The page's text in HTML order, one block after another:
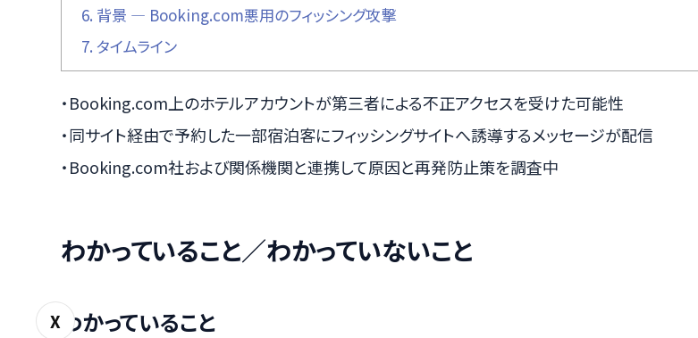
X
6. 背景 ― Booking.com悪用のフィッシング攻撃
7. タイムライン
・Booking.com上のホテルアカウントが第三者による不正アクセスを受けた可能性
・同サイト経由で予約した一部宿泊客にフィッシングサイトへ誘導するメッセージが配信
・Booking.com社および関係機関と連携して原因と再発防止策を調査中
わかっていること／わかっていないこと
わかっていること